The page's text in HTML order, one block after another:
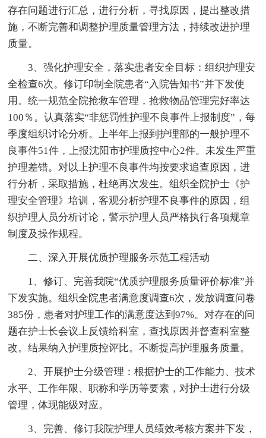
存在问题进行汇总，进行分析，寻找原因，提出整改措
施，不断完善和调整护理质量管理方法，持续改进护理
质量。
3、强化护理安全，落实患者安全目标：组织护理安
全检查6次。修订印制全院患者“入院告知书”并下发使
用。统一规范全院抢救车管理，抢救物品管理完好率达
100％。认真落实“非惩罚性护理不良事件上报制度”，每
季度组织讨论分析。上半年上报到护理部的一般护理不
良事件51件，上报沈阳市护理质控中心2件。未发生严重
护理差错。对以上护理不良事件均按要求追查原因，进
行分析，采取措施，杜绝再次发生。组织全院护士《护
理安全管理》培训，客观分析护理不良事件的原因，组
织护理人员分析讨论，警示护理人员严格执行各项规章
制度及操作规程。
二、深入开展优质护理服务示范工程活动
1、修订、完善我院“优质护理服务质量评价标准”并
下发实施。组织全院患者满意度调查6次，发放调查问卷
385份，患者对护理工作的满意度达到97%。对存在的问
题在护士长会议上反馈给科室，查找原因并督查科室整
改。结果纳入护理质控评比。不断提高护理服务质量。
2、开展护士分级管理：根据护士的工作能力、技术
水平、工作年限、职称和学历等要素，对护士进行分级
管理，体现能级对应。
3、完善、修订我院护理人员绩效考核方案并下发，